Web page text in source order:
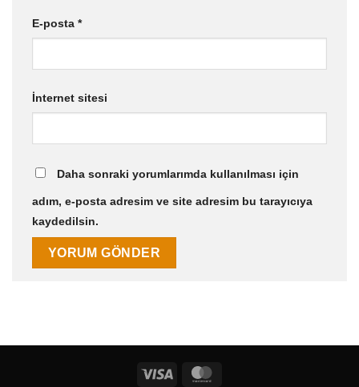
E-posta *
İnternet sitesi
Daha sonraki yorumlarımda kullanılması için
adım, e-posta adresim ve site adresim bu tarayıcıya
kaydedilsin.
Visa